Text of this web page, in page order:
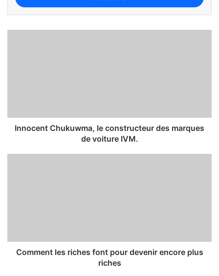
Innocent Chukuwma, le constructeur des marques
de voiture IVM.
Comment les riches font pour devenir encore plus
riches